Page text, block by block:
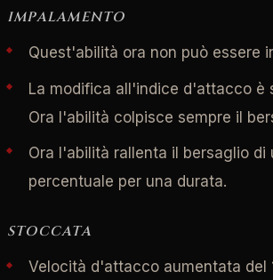
IMPALAMENTO
Quest'abilità ora non può essere
La modifica all'indice d'attacco è
Ora l'abilità colpisce sempre il
Ora l'abilità rallenta il bersaglio di
percentuale per una durata.
STOCCATA
Velocità d'attacco aumentata del